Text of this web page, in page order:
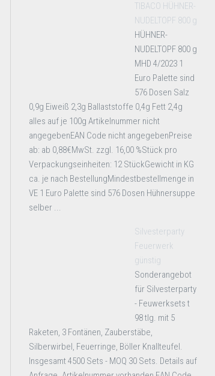
TIBACO HÜHNER-
NUDELTOPF 800 g
HÜHNER-
NUDELTOPF 800 g
MHD 4/2023 1
Euro Palette sind
576 Dosen Salz
0,9g Eiweiß 2,3g Ballaststoffe 0,4g Fett 2,4g
alles auf je 100g Artikelnummer nicht
angegebenEAN Code nicht angegebenPreise
ab: ab 0,88€MwSt. zzgl. 16,00 %Stück pro
Verpackungseinheiten: 12 StückGewicht in KG
ca. je nach BestellungMindestbestellmenge in
VE 1 Euro Palette sind 576 Dosen Hühnersuppe
selber ...
Silvesterparty
Feuerwerk
günstig
Sonderangebot
für Silvesterparty
- Feuwerksets t
98 tlg. mit 5
Raketen, 3 Fontänen, Zauberstäbe,
Silberwirbel, Feuerringe, Böller Knallteufel.
Insgesamt 4500 Sets - MOQ 30 Sets. Details auf